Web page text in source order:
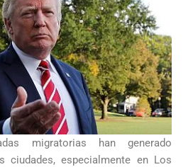
migratorias han generado
ciudades, especialmente en Los